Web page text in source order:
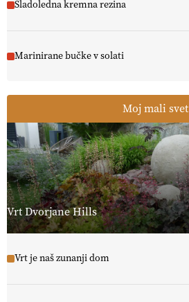
Sladoledna kremna rezina
Marinirane bučke v solati
Moj mali svet
Vrt Dvorjane Hills
Vrt je naš zunanji dom